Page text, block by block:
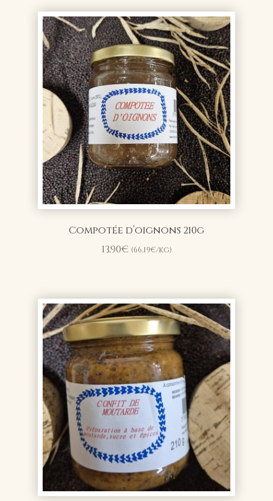
Compotée d’oignons 210g
13,90€ (66,19€/kg)